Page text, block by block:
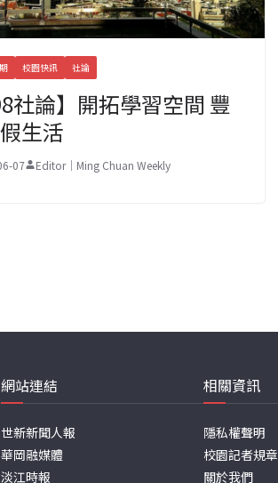
校園快訊 社論
社論】開拓學習空間 豐
生活
07 Editor｜Ming Chuan Weekly
網站連結
世新新聞人報
華岡融媒體
淡江時報
相關資訊
隱私權聲明
校園記者規章
關於我們